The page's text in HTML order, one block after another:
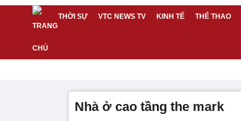
THỜI SỰ VTC NEWS TV KINH TẾ THỂ THAO
nhà ở cao tầng the mark